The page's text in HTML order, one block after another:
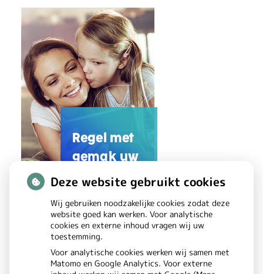
v
e
r
s
t
i
k
k
Regel met
gemak uw
zorg online
Deze website gebruikt cookies
Wij gebruiken noodzakelijke cookies zodat deze
website goed kan werken. Voor analytische
cookies en externe inhoud vragen wij uw
toestemming.
Voor analytische cookies werken wij samen met
Matomo en Google Analytics. Voor externe